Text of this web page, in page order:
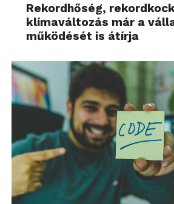
Rekordhőség,
klímaváltozás már a
működését is átírja